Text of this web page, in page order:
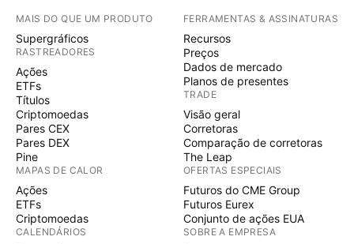
MAIS DO QUE UM PRODUTO
Supergráficos
RASTREADORES
Ações
ETFs
Títulos
Criptomoedas
Pares CEX
Pares DEX
Pine
MAPAS DE CALOR
Ações
ETFs
Criptomoedas
CALENDÁRIOS
FERRAMENTAS & ASSINATURAS
Recursos
Preços
Dados de mercado
Planos de presentes
TRADE
Visão geral
Corretoras
Comparação de corretoras
The Leap
OFERTAS ESPECIAIS
Futuros do CME Group
Futuros Eurex
Conjunto de ações EUA
SOBRE A EMPRESA